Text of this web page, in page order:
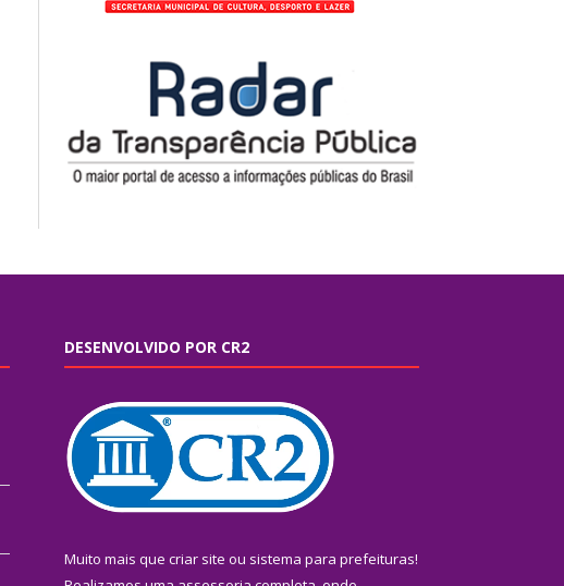
DESENVOLVIDO POR CR2
Muito mais que criar site ou sistema para prefeituras!